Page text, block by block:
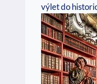
výlet do